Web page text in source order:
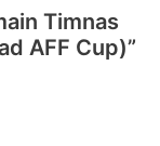
Timnas
AFF Cup)”